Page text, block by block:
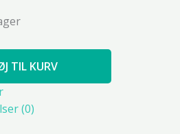
TIL KURV
(0)